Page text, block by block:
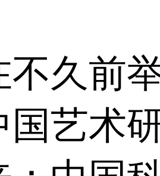
前举
国艺术